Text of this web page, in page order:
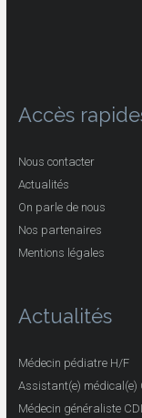
Accès
Nous contacter
Actualités
On parle de nous
Nos partenaires
Mentions légales
Actualités
Médecin pédiatre H/F
Assistant(e) médical(e)
Médecin généraliste